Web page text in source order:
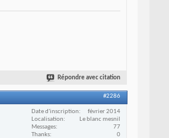
Répondre avec citation
#2286
Date d'inscription
février 2014
Localisation
Le blanc mesnil
Messages
77
Thanks
0